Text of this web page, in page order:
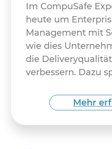
Im CompuSafe
heute um
Management mit
wie dies
die
verbessern. Dazu
Consultant bei
ServiceNow-
Mehr